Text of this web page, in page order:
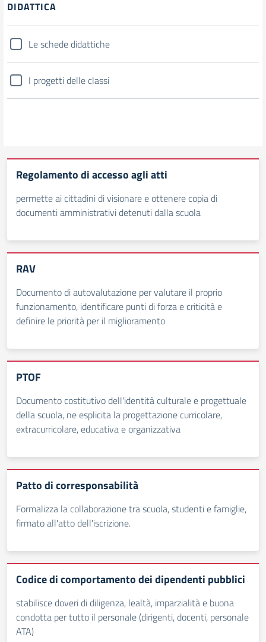
DIDATTICA
Le schede didattiche
I progetti delle classi
Regolamento di accesso agli atti
permette ai cittadini di visionare e ottenere copia di
documenti amministrativi detenuti dalla scuola
RAV
Documento di autovalutazione per valutare il proprio
funzionamento, identificare punti di forza e criticità e
definire le priorità per il miglioramento
PTOF
Documento costitutivo dell'identità culturale e progettuale
della scuola, ne esplicita la progettazione curricolare,
extracurricolare, educativa e organizzativa
Patto di corresponsabilità
Formalizza la collaborazione tra scuola, studenti e famiglie,
firmato all'atto dell'iscrizione.
Codice di comportamento dei dipendenti pubblici
stabilisce doveri di diligenza, lealtà, imparzialità e buona
condotta per tutto il personale (dirigenti, docenti, personale
ATA)